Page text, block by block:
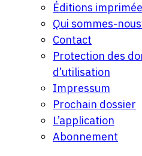
Éditions
Qui sommes-
Contact
Protection des
d’utilisation
Impressum
Prochain dossier
L’application
Abonnement